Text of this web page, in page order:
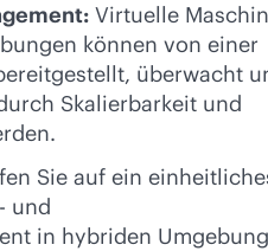
Virtuelle
können von einer
überwacht
Skalierbarkeit und
Sie auf ein
und
in hybriden